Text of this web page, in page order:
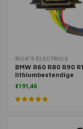
RICK'S ELECTRICS
BMW R60 R80 R90
lithiumbestendige
gelijkrichterregelaar
€191,46